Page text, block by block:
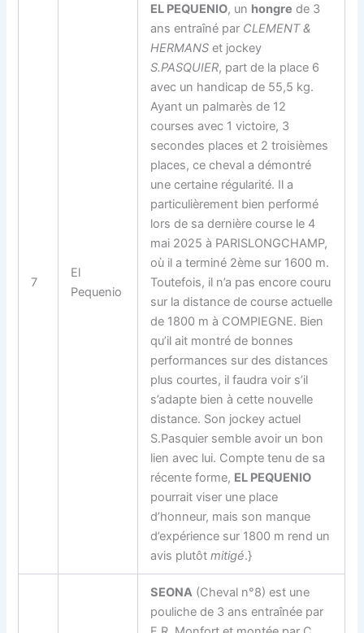
7
El
Pequenio
EL PEQUENIO, un hongre de 3
ans entraîné par CLEMENT &
HERMANS et jockey
S.PASQUIER, part de la place 6
avec un handicap de 55,5 kg.
Ayant un palmarès de 12
courses avec 1 victoire, 3
secondes places et 2 troisièmes
places, ce cheval a démontré
une certaine régularité. Il a
particulièrement bien performé
lors de sa dernière course le 4
mai 2025 à PARISLONGCHAMP,
où il a terminé 2ème sur 1600 m.
Toutefois, il n’a pas encore couru
sur la distance de course actuelle
de 1800 m à COMPIEGNE. Bien
qu’il ait montré de bonnes
performances sur des distances
plus courtes, il faudra voir s’il
s’adapte bien à cette nouvelle
distance. Son jockey actuel
S.Pasquier semble avoir un bon
lien avec lui. Compte tenu de sa
récente forme, EL PEQUENIO
pourrait viser une place
d’honneur, mais son manque
d’expérience sur 1800 m rend un
avis plutôtmitigé.}
SEONA (Cheval n°8) est une
pouliche de 3 ans entraînée par